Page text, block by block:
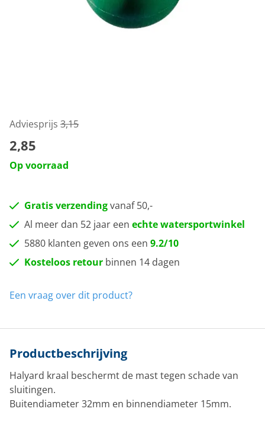
Adviesprijs 3,15
2,85
Op voorraad
Gratis verzendingvanaf 50,-
Al meer dan 52 jaar een echte watersportwinkel
5880 klanten geven ons een 9.2/10
Kosteloos retour binnen 14 dagen
Een vraag over dit product?
Productbeschrijving
Halyard kraal beschermt de mast tegen schade van
sluitingen.
Buitendiameter 32mm en binnendiameter 15mm.